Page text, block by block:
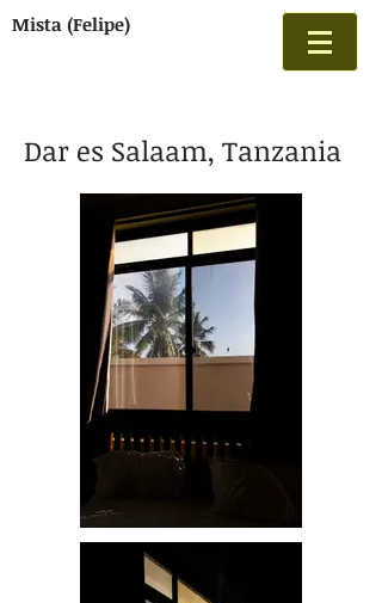
Mista (Felipe)
Dar es Salaam, Tanzania